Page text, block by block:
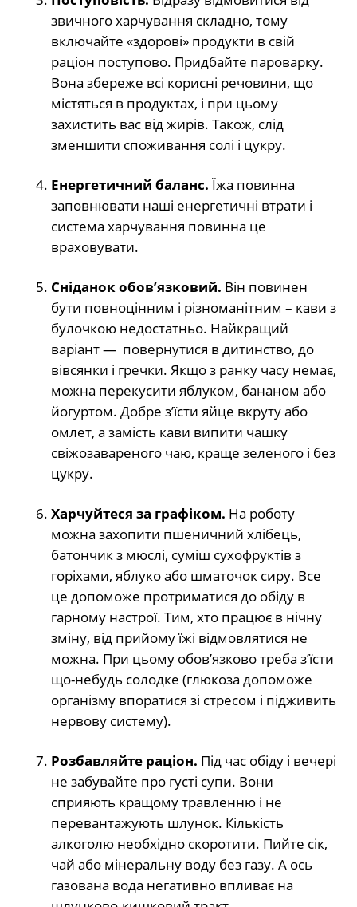
звичного харчування складно, тому
включайте «здорові» продукти в свій
раціон поступово. Придбайте пароварку.
Вона збереже всі корисні речовини, що
містяться в продуктах, і при цьому
захистить вас від жирів. Також, слід
зменшити споживання солі і цукру.
Енергетичний баланс. Їжа повинна
заповнювати наші енергетичні втрати і
система харчування повинна це
враховувати.
Сніданок обов’язковий. Він повинен
бути повноцінним і різноманітним – кави з
булочкою недостатньо. Найкращий
варіант — повернутися в дитинство, до
вівсянки і гречки. Якщо з ранку часу немає,
можна перекусити яблуком, бананом або
йогуртом. Добре з’їсти яйце вкруту або
омлет, а замість кави випити чашку
свіжозавареного чаю, краще зеленого і без
цукру.
Харчуйтеся за графіком. На роботу
можна захопити пшеничний хлібець,
батончик з мюслі, суміш сухофруктів з
горіхами, яблуко або шматочок сиру. Все
це допоможе протриматися до обіду в
гарному настрої. Тим, хто працює в нічну
зміну, від прийому їжі відмовлятися не
можна. При цьому обов’язково треба з’їсти
що-небудь солодке (глюкоза допоможе
організму впоратися зі стресом і підживить
нервову систему).
Розбавляйте раціон. Під час обіду і вечері
не забувайте про густі супи. Вони
сприяють кращому травленню і не
перевантажують шлунок. Кількість
алкоголю необхідно скоротити. Пийте сік,
чай або мінеральну воду без газу. А ось
газована вода негативно впливає на